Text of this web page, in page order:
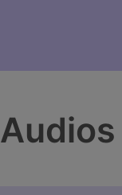
Audios